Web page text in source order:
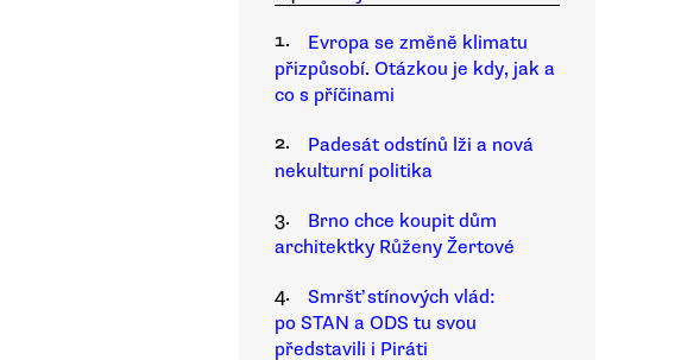
1.
Evropa se změně klimatu
přizpůsobí. Otázkou je kdy, jak a
co s příčinami
2.
Padesát odstínů lži a nová
nekulturní politika
3.
Brno chce koupit dům
architektky Růženy Žertové
4.
Smršť stínových vlád:
po STAN a ODS tu svou
představili i Piráti